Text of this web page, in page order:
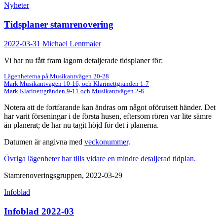
Nyheter
Tidsplaner stamrenovering
2022-03-31 Michael Lentmaier
Vi har nu fått fram lagom detaljerade tidsplaner för:
Lägenheterna på Musikantvägen 20-28
Mark Musikantvägen 10-16, och Klarinettgränden 1-7
Mark Klarinettgränden 9-11 och Musikantvägen 2-8
Notera att de fortfarande kan ändras om något oförutsett händer. Det
har varit förseningar i de första husen, eftersom rören var lite sämre
än planerat; de har nu tagit höjd för det i planerna.
Datumen är angivna med veckonummer.
Övriga lägenheter har tills vidare en mindre detaljerad tidplan.
Stamrenoveringsgruppen, 2022-03-29
Infoblad
Infoblad 2022-03